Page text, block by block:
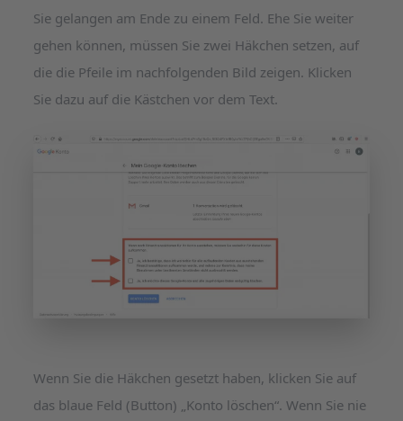
Sie gelangen am Ende zu einem Feld. Ehe Sie weiter
gehen können, müssen Sie zwei Häkchen setzen, auf
die die Pfeile im nachfolgenden Bild zeigen. Klicken
Sie dazu auf die Kästchen vor dem Text.
Wenn Sie die Häkchen gesetzt haben, klicken Sie auf
das blaue Feld (Button) „Konto löschen“. Wenn Sie nie